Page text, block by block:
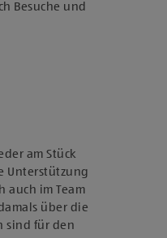
Besuche und
am Stück
Unterstützung
auch im Team
über die
sind für den